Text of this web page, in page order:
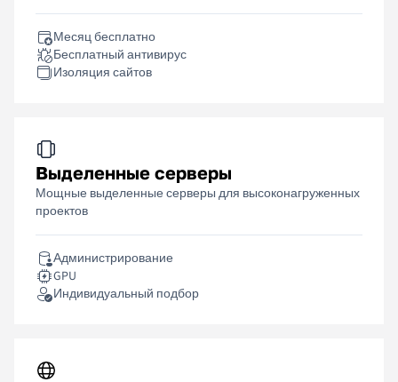
Месяц бесплатно
Бесплатный антивирус
Изоляция сайтов
Выделенные серверы
Мощные выделенные серверы для высоконагруженных
проектов
Администрирование
GPU
Индивидуальный подбор